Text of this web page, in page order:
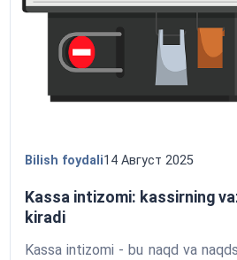
Kassa intizomi: kassirning
kiradi
Bilish foydali14 Август 2025
Kassa intizomi - bu naqd va